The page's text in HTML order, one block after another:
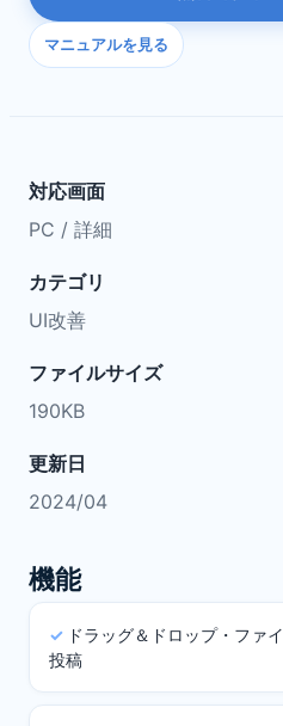
マニュアルを見る
対応画面
PC / 詳細
カテゴリ
UI改善
ファイルサイズ
190KB
更新日
2024/04
機能
ドラッグ＆ドロップ・ファ
投稿